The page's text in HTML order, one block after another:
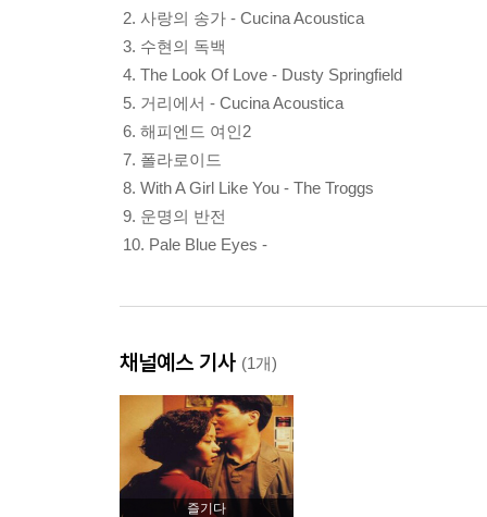
2. 사랑의 송가 - Cucina Acoustica
3. 수현의 독백
4. The Look Of Love - Dusty Springfield
5. 거리에서 - Cucina Acoustica
6. 해피엔드 여인2
7. 폴라로이드
8. With A Girl Like You - The Troggs
9. 운명의 반전
10. Pale Blue Eyes -
채널예스 기사 (1개)
즐기다